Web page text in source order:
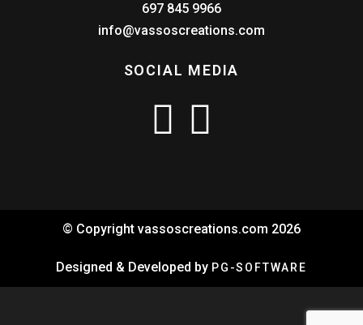
697 845 9966
info@vassoscreations.com
SOCIAL MEDIA
© Copyright vassoscreations.com 2026
Designed & Developed by PG-SOFTWARE